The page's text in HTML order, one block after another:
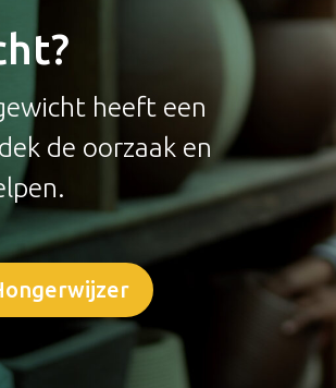
heeft een
de oorzaak en